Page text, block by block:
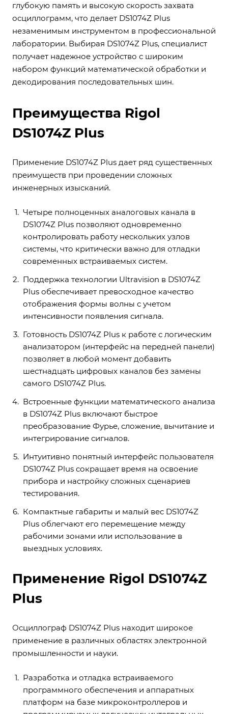
глубокую память и высокую скорость захвата
осциллограмм, что делает DS1074Z Plus
незаменимым инструментом в профессиональной
лаборатории. Выбирая DS1074Z Plus, специалист
получает надежное устройство с широким
набором функций математической обработки и
декодирования последовательных шин.
Преимущества Rigol
DS1074Z Plus
Применение DS1074Z Plus дает ряд существенных
преимуществ при проведении сложных
инженерных изысканий.
Четыре полноценных аналоговых канала в
DS1074Z Plus позволяют одновременно
контролировать работу нескольких узлов
системы, что критически важно для отладки
современных встраиваемых систем.
Поддержка технологии Ultravision в DS1074Z
Plus обеспечивает превосходное качество
отображения формы волны с учетом
интенсивности появления сигнала.
Готовность DS1074Z Plus к работе с логическим
анализатором (интерфейс на передней панели)
позволяет в любой момент добавить
шестнадцать цифровых каналов без замены
самого DS1074Z Plus.
Встроенные функции математического анализа
в DS1074Z Plus включают быстрое
преобразование Фурье, сложение, вычитание и
интегрирование сигналов.
Интуитивно понятный интерфейс пользователя
DS1074Z Plus сокращает время на освоение
прибора и настройку сложных сценариев
тестирования.
Компактные габариты и малый вес DS1074Z
Plus облегчают его перемещение между
рабочими зонами или использование в
выездных условиях.
Применение Rigol DS1074Z
Plus
Осциллограф DS1074Z Plus находит широкое
применение в различных областях электронной
промышленности и науки.
Разработка и отладка встраиваемого
программного обеспечения и аппаратных
платформ на базе микроконтроллеров и